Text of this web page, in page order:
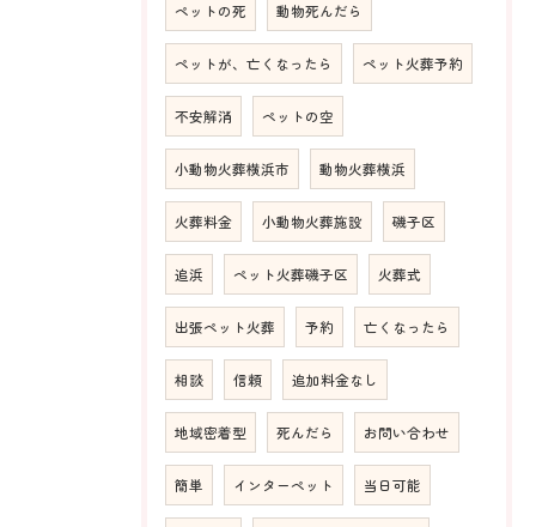
ペットの死 動物死んだら
ペットが、亡くなったら ペット火葬予約
不安解消 ペットの空
小動物火葬横浜市 動物火葬横浜
火葬料金 小動物火葬施設 磯子区
追浜 ペット火葬磯子区 火葬式
出張ペット火葬 予約 亡くなったら
相談 信頼 追加料金なし
地域密着型 死んだら お問い合わせ
簡単 インターペット 当日可能